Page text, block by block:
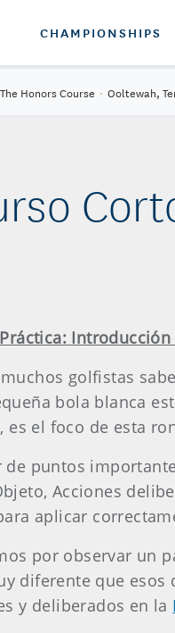
CHAMPIONSHIPS
The Honors Course · Ooltewah,
golfistas
bola blanca
es el foco de esta
de puntos
Acciones
aplicar
por observar un
diferente que esos
y deliberados en la